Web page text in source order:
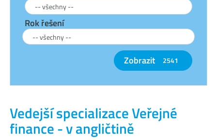
Vedejší specializace Veřejné
finance - v angličtině
Rok řešení
Zobrazit 2541